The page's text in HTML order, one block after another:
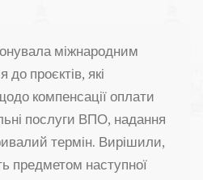
міжнародним
проєктів, які
компенсації оплати
послуги ВПО, надання
термін. Вирішили,
предметом наступної